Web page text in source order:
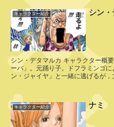
ジ
ッ
ク
ズ
・
フ
キャラクター紹介 シン・
シン・デタマルカ キャラクター概要 ドレスローザの「ドレス老婆ロ
ーバ」。元踊り子。ドフラミンゴ
ン・ジャイヤ」と一緒に逃げるが，
キャラクター紹介 ナミ